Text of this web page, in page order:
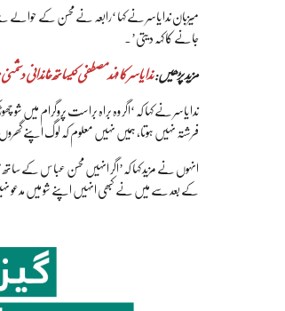
میزبان ندا یاسر نے کہا ‘رابعہ نے محسن کے
جانے کا کہہ دیتی’۔
مزید پڑھیں:ندا یاسر کا فہد مصطفیٰ کیساتھ خاندانی
ندا یاسر نے کہا کہ ‘اگر وہ براہ براست پروگرام میں
فرشتہ نہیں ہوتا، ہمیں نہیں معلوم کہ لوگ اپنے
انہوں نے مزید کہا کہ’اگر انہیں محسن عباس کے ساتھ
کے بعد سے میں نے کبھی انہیں اپنے شو میں مدعو